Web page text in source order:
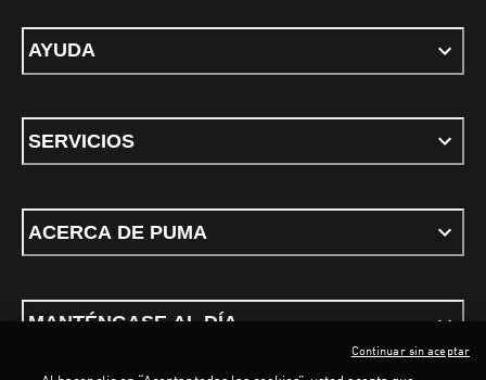
AYUDA
SERVICIOS
ACERCA DE PUMA
MANTÉNGASE AL DÍA
Continuar sin aceptar